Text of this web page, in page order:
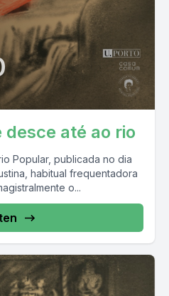
até ao rio
Popular, publicada no dia
o...